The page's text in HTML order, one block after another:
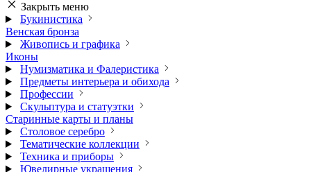
Закрыть меню
Букинистика
Венская бронза
Живопись и графика
Иконы
Нумизматика и Фалеристика
Предметы интерьера и обихода
Профессии
Скульптура и статуэтки
Старинные карты и планы
Столовое серебро
Тематические коллекции
Техника и приборы
Ювелирные украшения